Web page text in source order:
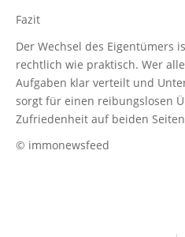
Fazit
Der Wechsel des Eigentümers
rechtlich wie praktisch. Wer
Aufgaben klar verteilt und
sorgt für einen reibungslosen
Zufriedenheit auf beiden
© immonewsfeed